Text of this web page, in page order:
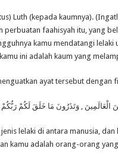
Luth (kepada kaumnya).
perbuatan faahisyah itu, yang
kamu mendatangi
ini adalah kaum yang
ayat tersebut dengan
الْعَالَمِينَ , وَتَذَرُونَ مَا خَلَقَ لَكُمْ
lelaki di antara manusia,
kamu adalah orang-orang yang